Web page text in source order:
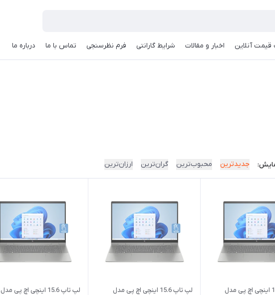
آنلاین اخبار و مقالات شرایط گارانتی فرم نظرسنجی تماس با ما درباره ما
جدیدترین محبوب‌ترین گران‌ترین ارزان‌ترین
لپ تاپ 15.6 اینچی اچ پی مدل
لپ تاپ 15.6 اینچی اچ پی مدل
لپ تاپ 15.6 اینچی اچ پی مدل